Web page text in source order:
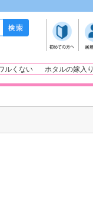
ルくない ホタルの嫁入り